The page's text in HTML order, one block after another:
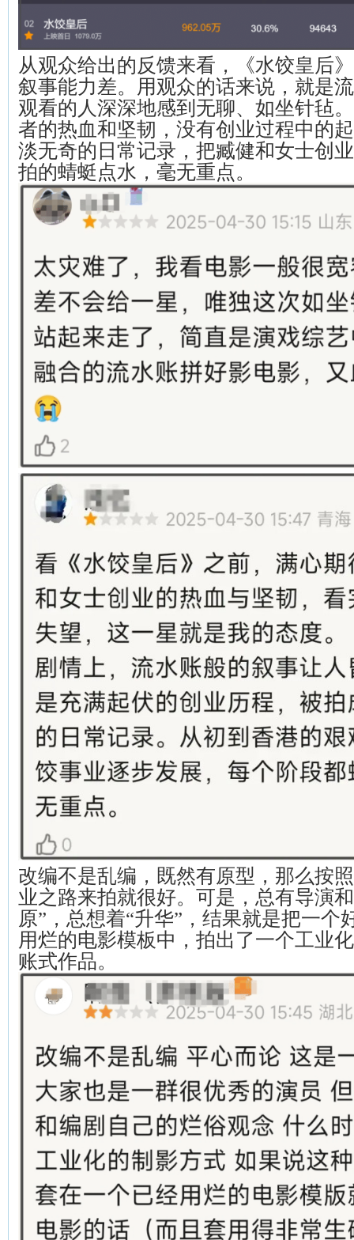
从观众给出的反馈来看，《水饺皇后
叙事能力差。用观众的话来说，就是
观看的人深深地感到无聊、如坐针毡
者的热血和坚韧，没有创业过程中的
淡无奇的日常记录，把臧健和女士创
拍的蜻蜓点水，毫无重点。
改编不是乱编，既然有原型，那么按
业之路来拍就很好。可是，总有导演
原”，总想着“升华”，结果就是把一个
用烂的电影模板中，拍出了一个工业
账式作品。